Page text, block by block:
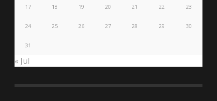
17 18 19 20 21 22 23
24 25 26 27 28 29 30
31
« Jul